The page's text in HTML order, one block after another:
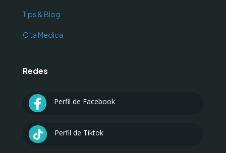
Tips & Blog
Cita Medica
Redes
 Perfil de Facebook
 Perfil de Tiktok